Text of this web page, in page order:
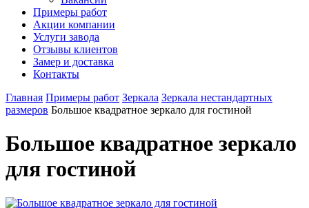
Примеры работ
Акции компании
Услуги завода
Отзывы клиентов
Замер и доставка
Контакты
Главная Примеры работ Зеркала Зеркала нестандартных
размеров Большое квадратное зеркало для гостиной
Большое квадратное зеркало
для гостиной